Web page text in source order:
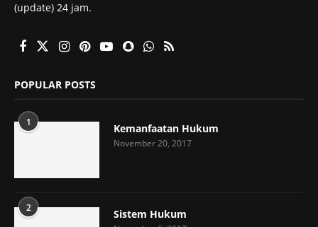
(update) 24 jam.
POPULAR POSTS
1 Kemanfaatan Hukum
November 20, 2017
2 Sistem Hukum